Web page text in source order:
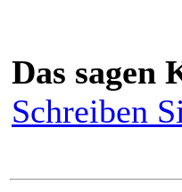
Das sagen
Schreiben